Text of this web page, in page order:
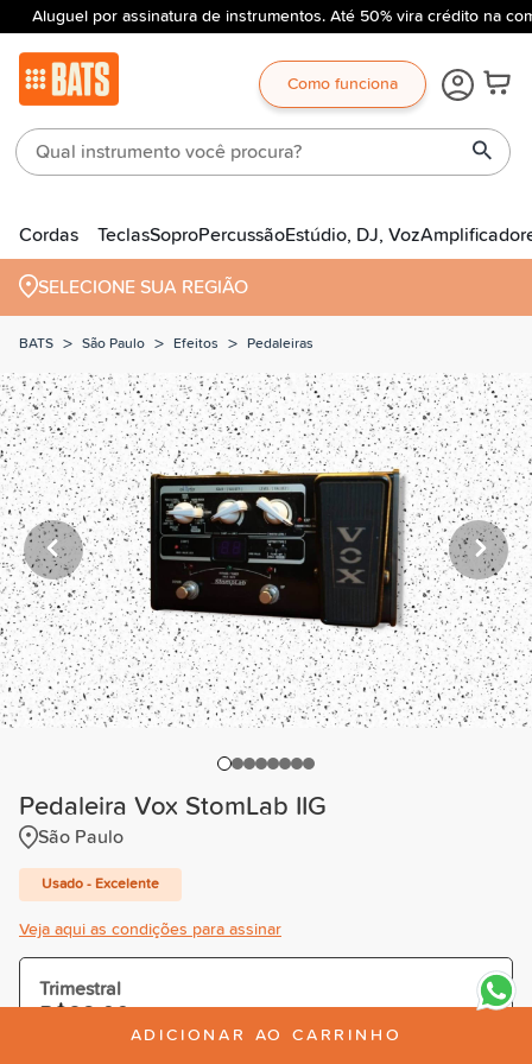
Aluguel por assinatura de instrumentos. Até 50% vira crédito na
Como funciona
Cordas TeclasSoproPercussãoEstúdio, DJ, Voz
SELECIONE SUA REGIÃO
BATS > São Paulo > Efeitos > Pedaleiras
Pedaleira Vox StomLab IIG
São Paulo
Usado - Excelente
Veja aqui as condições para assinar
Trimestral
Cobrado R$276,00 à vista ou parcelado
ADICIONAR AO CARRINHO